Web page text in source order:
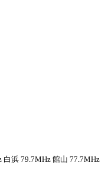
浜 79.7MHz 館山 77.7MHz